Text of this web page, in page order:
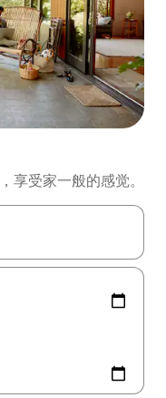
享受家一般的感觉。
，或通过点击或滑动手势